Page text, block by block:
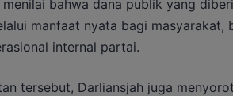
menilai bahwa dana publik yang
manfaat nyata bagi masyarakat,
internal partai.
tersebut, Darliansjah juga